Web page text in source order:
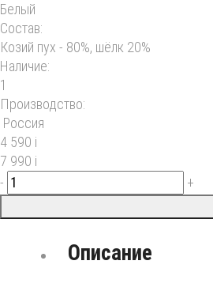
Белый
Состав:
Козий пух - 80%, шёлк 20%
Наличие:
1
Производство:
Россия
4 590 i
7 990 i
-
+
Описание